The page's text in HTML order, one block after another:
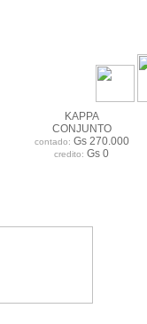
KAPPA
CONJUNTO
contado: Gs 270.000
credito: Gs 0